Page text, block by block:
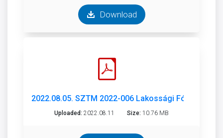
Download
2022.08.05. SZTM 2022-006 Lakossági Fórum
Uploaded: 2022.08.11 Size: 10.76 MB